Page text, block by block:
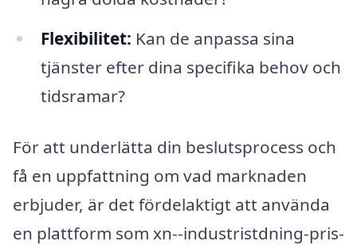
Flexibilitet: Kan de anpassa sina
tjänster efter dina specifika behov och
tidsramar?
För att underlätta din beslutsprocess och
få en uppfattning om vad marknaden
erbjuder, är det fördelaktigt att använda
en plattform som xn--industristdning-pris-